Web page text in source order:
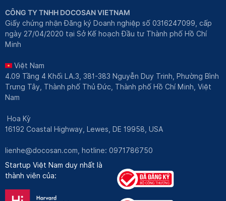
CÔNG TY TNHH DOCOSAN VIETNAM
Giấy chứng nhận Đăng ký Doanh nghiệp số 0316247099, cấp
ngày 27/04/2020 tại Sở Kế hoạch Đầu tư Thành phố Hồ Chí
Minh
Việt Nam
4.09 Tầng 4 Khối LA.3, 381-383 Nguyễn Duy Trinh, Phường Bình
Trưng Tây, Thành phố Thủ Đức, Thành phố Hồ Chí Minh, Việt
Nam
Hoa Kỳ
16192 Coastal Highway, Lewes, DE 19958, USA
lienhe@docosan.com , hotline: 0971786750
Startup Việt Nam duy nhất là
thành viên của: